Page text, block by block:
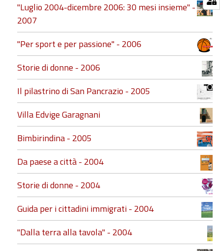
"Luglio 2004-dicembre 2006: 30 mesi insieme" -
2007
"Per sport e per passione" - 2006
Storie di donne - 2006
Il pilastrino di San Pancrazio - 2005
Villa Edvige Garagnani
Bimbirindina - 2005
Da paese a città - 2004
Storie di donne - 2004
Guida per i cittadini immigrati - 2004
"Dalla terra alla tavola" - 2004